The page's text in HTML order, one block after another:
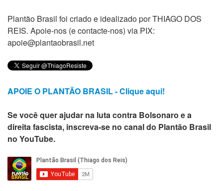
Plantão Brasil foi criado e idealizado por THIAGO DOS
REIS. Apoie-nos (e contacte-nos) via PIX:
apoie@plantaobrasil.net
APOIE O PLANTÃO BRASIL - Clique aqui!
Se você quer ajudar na luta contra Bolsonaro e a
direita fascista, inscreva-se no canal do Plantão Brasil
no YouTube.